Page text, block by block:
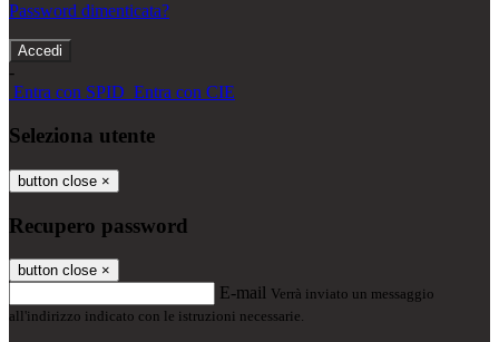
Password dimenticata?
-
Entra con SPID Entra con CIE
Seleziona utente
button close ×
Recupero password
button close ×
E-mail Verrà inviato un messaggio
all'indirizzo indicato con le istruzioni necessarie.